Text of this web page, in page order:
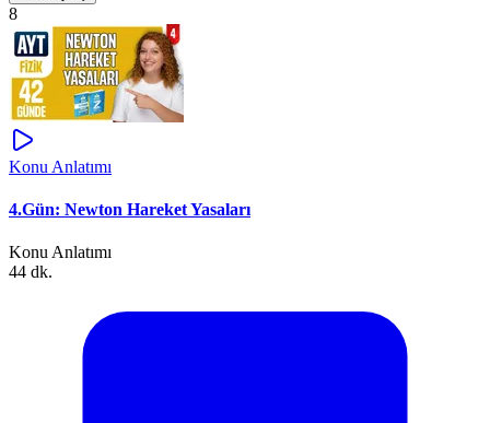
8
Konu Anlatımı
4.Gün: Newton Hareket Yasaları
Konu Anlatımı
44 dk.